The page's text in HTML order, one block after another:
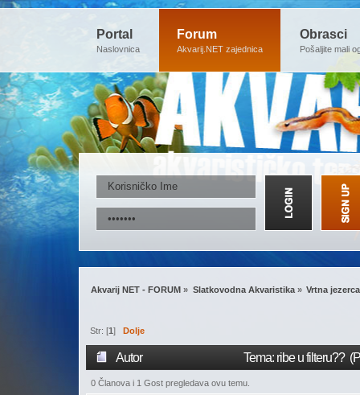
Portal
Naslovnica
Forum
Akvarij.NET zajednica
Obrasci
Pošaljite mali
Akvarij NET - FORUM » Slatkovodna Akvaristika» Vrtna
Str: [1] Dolje
Autor Tema: ribe u filteru??
0 Članova i 1 Gost pregledava ovu temu.